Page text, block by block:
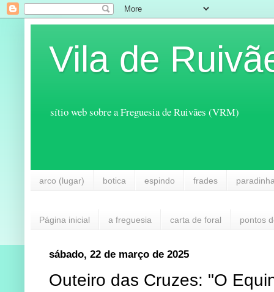
Vila de
sítio web sobre a Freguesia de Ruivães (VRM)
arco (lugar) botica espindo frades
Página inicial a freguesia carta de foral pontos
sábado, 22 de março de 2025
Outeiro das Cruzes: "O